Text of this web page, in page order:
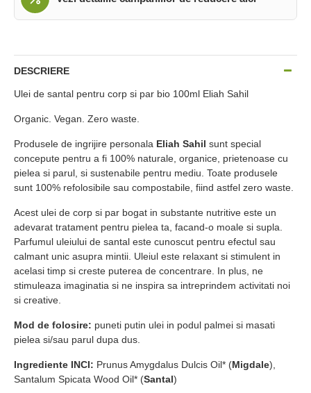
DESCRIERE
Ulei de santal pentru corp si par bio 100ml Eliah Sahil
Organic. Vegan. Zero waste.
Produsele de ingrijire personala Eliah Sahil sunt special
concepute pentru a fi 100% naturale, organice, prietenoase cu
pielea si parul, si sustenabile pentru mediu. Toate produsele
sunt 100% refolosibile sau compostabile, fiind astfel zero waste.
Acest ulei de corp si par bogat in substante nutritive este un
adevarat tratament pentru pielea ta, facand-o moale si supla.
Parfumul uleiului de santal este cunoscut pentru efectul sau
calmant unic asupra mintii. Uleiul este relaxant si stimulent in
acelasi timp si creste puterea de concentrare. In plus, ne
stimuleaza imaginatia si ne inspira sa intreprindem activitati noi
si creative.
Mod de folosire: puneti putin ulei in podul palmei si masati
pielea si/sau parul dupa dus.
Ingrediente INCI: Prunus Amygdalus Dulcis Oil* (Migdale),
Santalum Spicata Wood Oil* (Santal)